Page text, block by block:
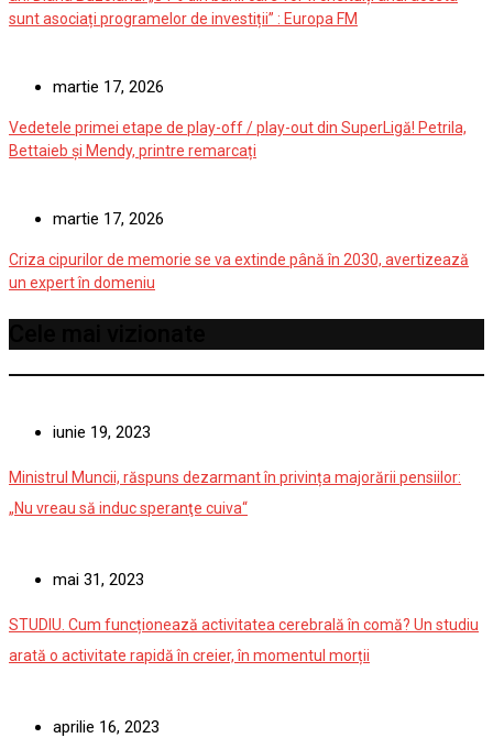
sunt asociați programelor de investiții” : Europa FM
martie 17, 2026
Vedetele primei etape de play-off / play-out din SuperLigă! Petrila,
Bettaieb și Mendy, printre remarcați
martie 17, 2026
Criza cipurilor de memorie se va extinde până în 2030, avertizează
un expert în domeniu
iunie 19, 2023
Ministrul Muncii, răspuns dezarmant în privința majorării pensiilor:
„Nu vreau să induc speranţe cuiva“
mai 31, 2023
STUDIU. Cum funcționează activitatea cerebrală în comă? Un studiu
arată o activitate rapidă în creier, în momentul morții
aprilie 16, 2023